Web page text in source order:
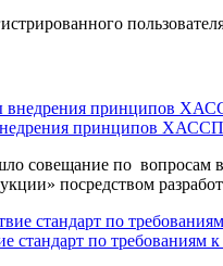
принципов
совещание по вопросам
посредством
стандарт по